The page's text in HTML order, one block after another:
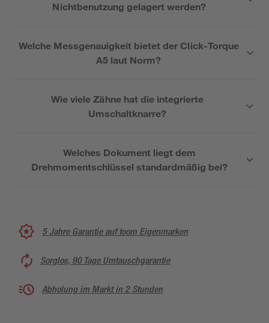
Nichtbenutzung gelagert werden?
Welche Messgenauigkeit bietet der Click-Torque
A5 laut Norm?
Wie viele Zähne hat die integrierte
Umschaltknarre?
Welches Dokument liegt dem
Drehmomentschlüssel standardmäßig bei?
5 Jahre Garantie auf toom Eigenmarken
Sorglos, 90 Tage Umtauschgarantie
Abholung im Markt in 2 Stunden